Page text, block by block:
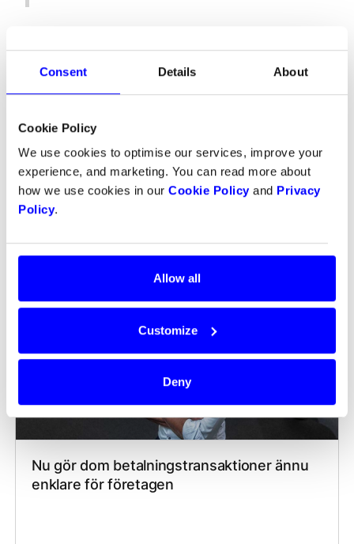
Consent Details About
Cookie Policy
We use cookies to optimise our services, improve your
experience, and marketing. You can read more about
how we use cookies in our Cookie Policy and Privacy
Policy.
Allow all
Customize
Deny
Nu gör dom betalningstransaktioner ännu
enklare för företagen